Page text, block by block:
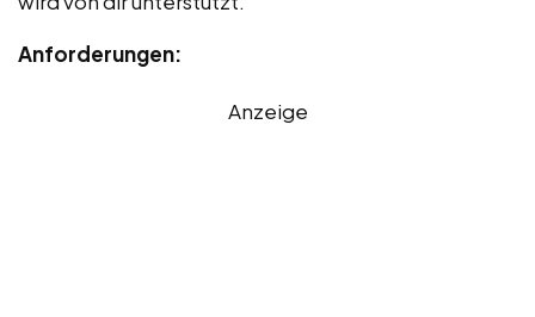
Anforderungen:
Anzeige